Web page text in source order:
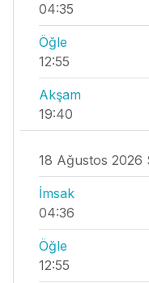
04:35
Öğle
12:55
Akşam
19:40
18 Ağustos 2026
İmsak
04:36
Öğle
12:55